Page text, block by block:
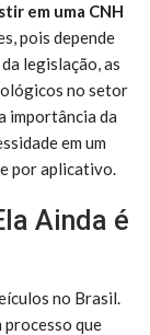
em uma CNH
pois depende
legislação, as
no setor
importância da
em um
por aplicativo.
Ainda é
no Brasil.
processo que